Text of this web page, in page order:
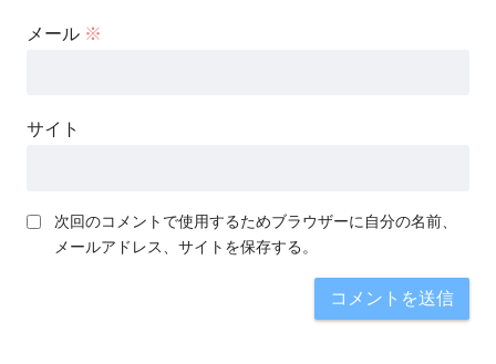
メール ※
サイト
次回のコメントで使用するためブラウザーに自分の名前、
メールアドレス、サイトを保存する。